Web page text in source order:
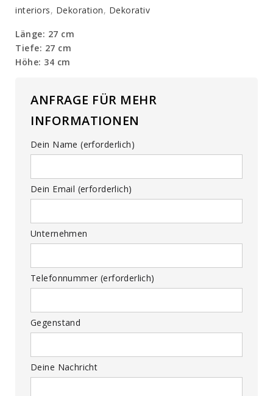
interiors, Dekoration, Dekorativ
Länge: 27 cm
Tiefe: 27 cm
Höhe: 34 cm
ANFRAGE FÜR MEHR
INFORMATIONEN
Dein Name (erforderlich)
Dein Email (erforderlich)
Unternehmen
Telefonnummer (erforderlich)
Gegenstand
Deine Nachricht